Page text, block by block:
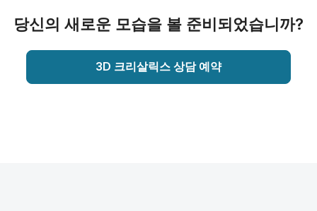
당신의 새로운 모습을 볼 준비되었습니까?
3D 크리살릭스 상담 예약